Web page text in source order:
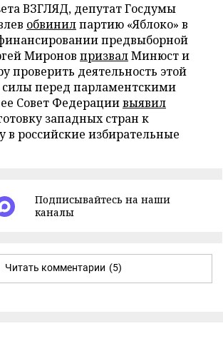
ВЗГЛЯД, депутат Госдумы
обвинилпартию «Яблоко» в
предвыборной
Миронов призвалМинюст и
проверить деятельность этой
перед парламентскими
Совет Федерациивыявил
западных стран к
в российские избирательные
Подписывайтесь на наши
каналы
Читать комментарии (5)